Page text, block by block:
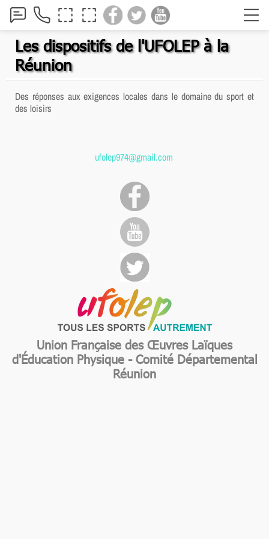
Les dispositifs de l'UFOLEP à la
Réunion
Des réponses aux exigences locales dans le domaine du sport et
des loisirs
ufolep974@gmail.com
Union Française des Œuvres Laïques
d'Éducation Physique - Comité Départemental
Réunion